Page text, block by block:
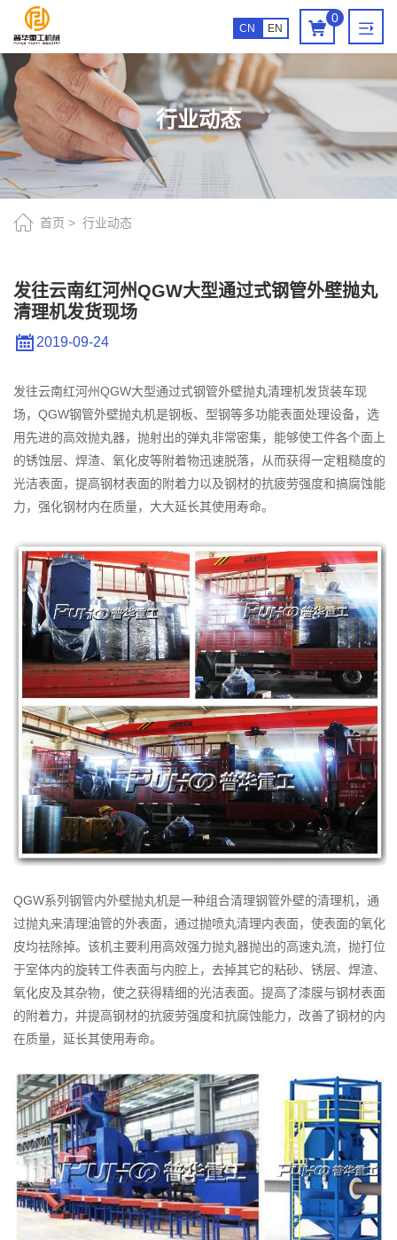
0
CN EN
发
往
云
南
红
河
州
QGW
型
通
过
钢
管
外
壁
丸
清
理
发
货
现
行业动态
首页 行业动态
发往云南红河州QGW大型通过式钢管外壁抛丸
清理机发货现场
2019-09-24
发往云南红河州QGW大型通过式钢管外壁抛丸清理机发货装车现
场，QGW钢管外壁抛丸机是钢板、型钢等多功能表面处理设备，选
用先进的高效抛丸器，抛射出的弹丸非常密集，能够使工件各个面上
的锈蚀层、焊渣、氧化皮等附着物迅速脱落，从而获得一定粗糙度的
光洁表面，提高钢材表面的附着力以及钢材的抗疲劳强度和搞腐蚀能
力，强化钢材内在质量，大大延长其使用寿命。
QGW系列钢管内外壁抛丸机是一种组合清理钢管外壁的清理机，通
过抛丸来清理油管的外表面，通过抛喷丸清理内表面，使表面的氧化
皮均祛除掉。该机主要利用高效强力抛丸器抛出的高速丸流，抛打位
于室体内的旋转工件表面与内腔上，去掉其它的粘砂、锈层、焊渣、
氧化皮及其杂物，使之获得精细的光洁表面。提高了漆膜与钢材表面
的附着力，并提高钢材的抗疲劳强度和抗腐蚀能力，改善了钢材的内
在质量，延长其使用寿命。